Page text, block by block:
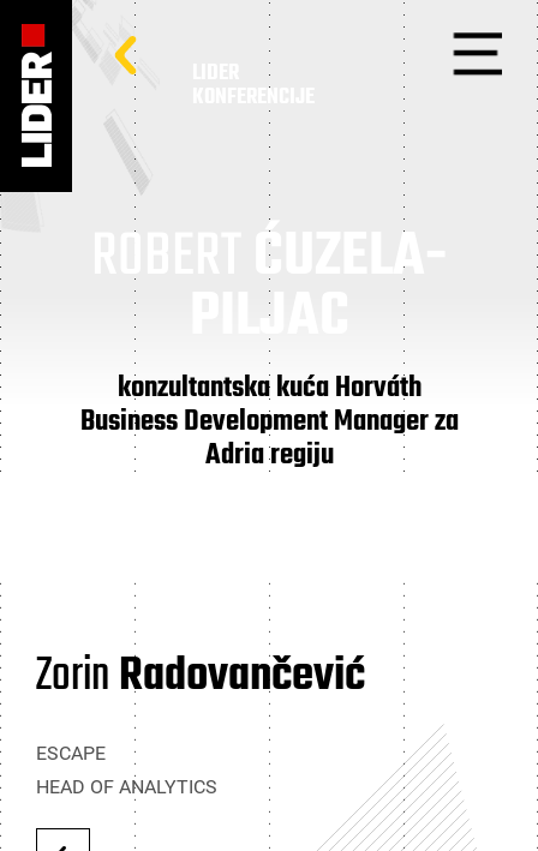
KONFERENCIJE
ROBERT ĆUZELA-
PILJAC
konzultantska kuća Horváth
Business Development Manager za
Adria regiju
ZorinRadovančević
ESCAPE
HEAD OF ANALYTICS